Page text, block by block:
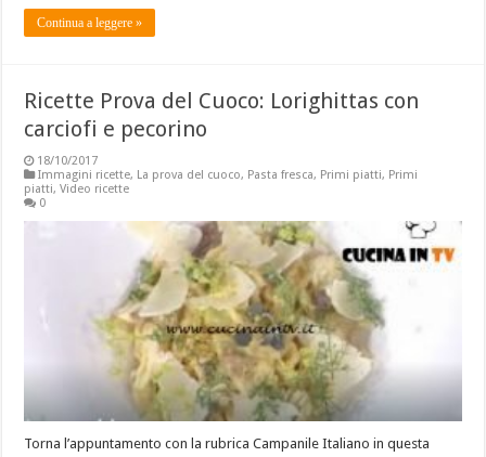
Continua a leggere »
Ricette Prova del Cuoco: Lorighittas con
carciofi e pecorino
18/10/2017
Immagini ricette, La prova del cuoco, Pasta fresca, Primi piatti, Primi
piatti,Video ricette
0
Torna l’appuntamento con la rubrica Campanile Italiano in questa